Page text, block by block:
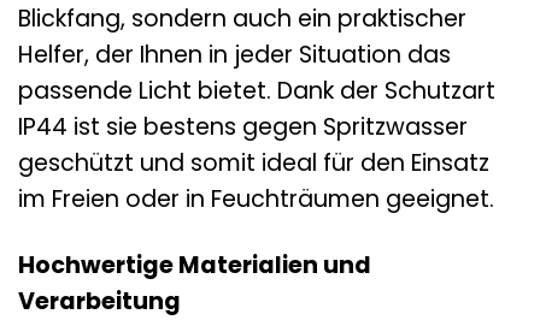
Blickfang, sondern auch ein praktischer
Helfer, der Ihnen in jeder Situation das
passende Licht bietet. Dank der Schutzart
IP44 ist sie bestens gegen Spritzwasser
geschützt und somit ideal für den Einsatz
im Freien oder in Feuchträumen geeignet.
Hochwertige Materialien und
Verarbeitung